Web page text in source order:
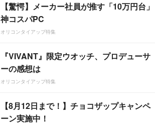
【驚愕】メーカー社員が推す「10万円台」
神コスパPC
オリコンタイアップ特集
『VIVANT』限定ウオッチ、プロデューサ
ーの感想は
オリコンタイアップ特集
【8月12日まで！】チョコザップキャンペ
ーン実施中！